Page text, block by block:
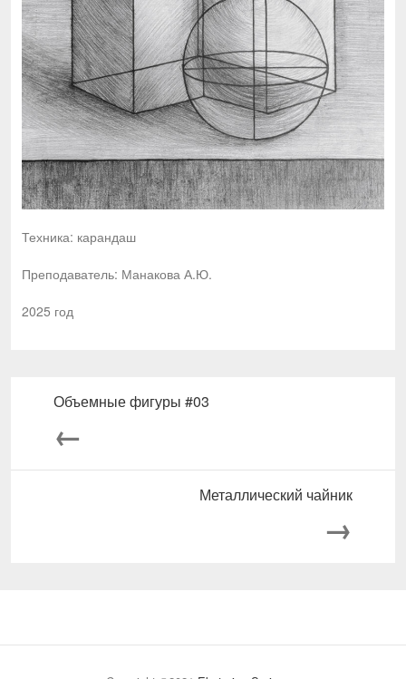
Техника: карандаш
Преподаватель: Манакова А.Ю.
2025 год
Объемные фигуры #03
←
Металлический чайник
→